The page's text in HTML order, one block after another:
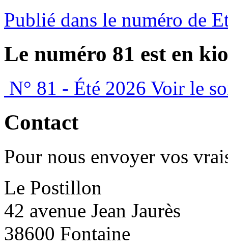
Publié dans le numéro de
Le numéro 81 est en
N° 81 - Été 2026 Voir le
Contact
Pour nous envoyer vos
Le Postillon
42 avenue Jean Jaurès
38600 Fontaine